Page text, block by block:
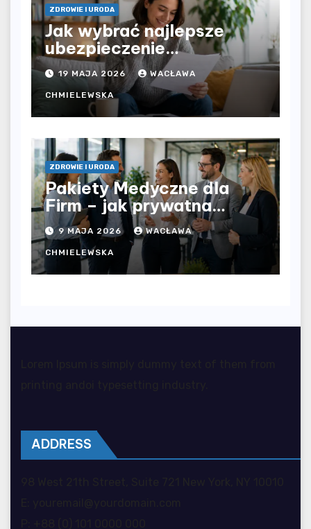
ZDROWIE I URODA
Jak wybrać najlepsze
ubezpieczenie
komunikacyjne i uniknąć
kosztownych błędów?
19 MAJA 2026 WACŁAWA
CHMIELEWSKA
ZDROWIE I URODA
Pakiety Medyczne dla
Firm – jak prywatna
opieka zdrowotna
wpływa na jakość
współpracy w
organizacji?
9 MAJA 2026 WACŁAWA
CHMIELEWSKA
ADDRESS